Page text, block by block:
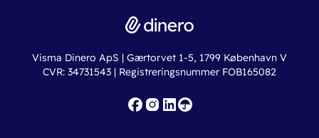
Erhvervslån
Fakturaskabeloner
Online regnskabskurser
Ny virksomhed
Iværksætterlegat
Visma Dinero ApS | Gærtorvet 1-5, 1799 København V
CVR: 34731543 | Registreringsnummer FOB165082